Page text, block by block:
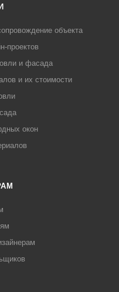
объекта
проектов
и фасада
и их стоимости
окон